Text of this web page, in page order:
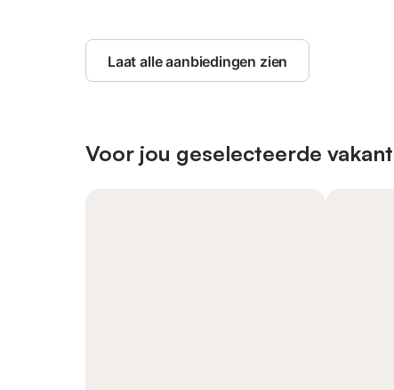
Laat alle aanbiedingen zien
Voor jou geselecteerde